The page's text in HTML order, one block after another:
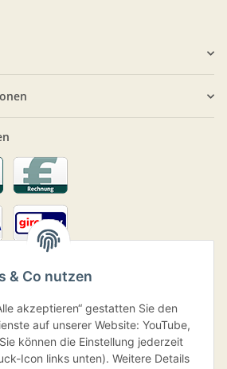
& Co nutzen
akzeptieren“ gestatten Sie den
auf unserer Website: YouTube,
können die Einstellung jederzeit
Icon links unten). Weitere Details